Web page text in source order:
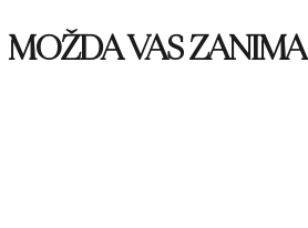
MOŽDA VAS ZANIMA